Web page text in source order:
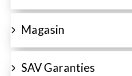
Magasin
SAV Garanties